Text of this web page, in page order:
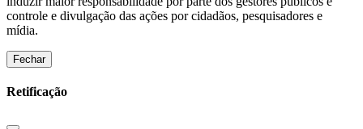
controle e divulgação das ações por cidadãos, pesquisadores e
mídia.
Fechar
Retificação